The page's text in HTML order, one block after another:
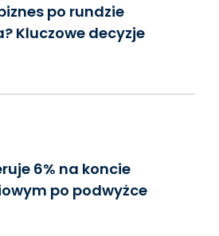
po rundzie
Kluczowe decyzje
6% na koncie
po podwyżce